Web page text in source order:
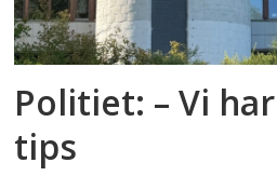
Politiet: – Vi
tips